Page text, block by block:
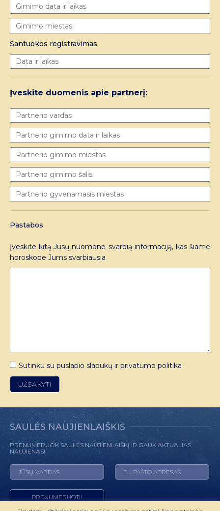
Santuokos registravimas
Įveskite duomenis apie partnerį:
Pastabos
Įveskite kitą Jūsų nuomone svarbią informaciją, kas šiame
horoskope Jums svarbiausia
Sutinku su puslapio slapukų ir privatumo politika
SAULĖS NAUJIENLAIŠKIS
PRENUMERUOK SAULĖS NAUJIENLAIŠKĮ IR GAUK AKTUALIAS
NAUJIENAS!